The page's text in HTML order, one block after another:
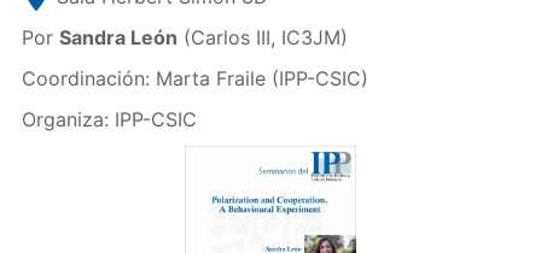
Por Sandra León (Carlos III, IC3JM)
Coordinación: Marta Fraile (IPP-CSIC)
Organiza: IPP-CSIC